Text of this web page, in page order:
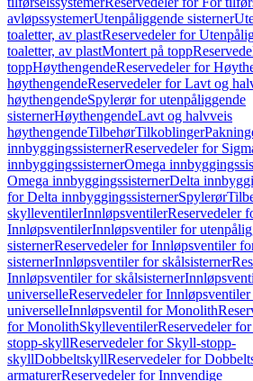
avløpssystemerUtenpåliggende sisterner
toaletter, av plastReservedeler for
toaletter, av plastMontert på topp
toppHøythengendeReservedeler for
høythengendeReservedeler for Lavt og
høythengendeSpylerør for utenpåliggende
sisternerHøythengendeLavt og halvveis
høythengendeTilbehørTilkoblinger
innbyggingssisternerReservedeler for
innbyggingssisternerOmega
Omega innbyggingssisternerDelta
for Delta innbyggingssisternerSpylerør
skylleventilerInnløpsventilerReservedeler
InnløpsventilerInnløpsventiler for
sisternerReservedeler for Innløpsventiler
sisternerInnløpsventiler for skålsisterner
Innløpsventiler for skålsisterner
universelleReservedeler for
universelleInnløpsventil for Monolith
for MonolithSkylleventilerReservedeler
stopp-skyllReservedeler for Skyll-stopp-
skyllDobbeltskyllReservedeler for
armaturerReservedeler for Innvendige